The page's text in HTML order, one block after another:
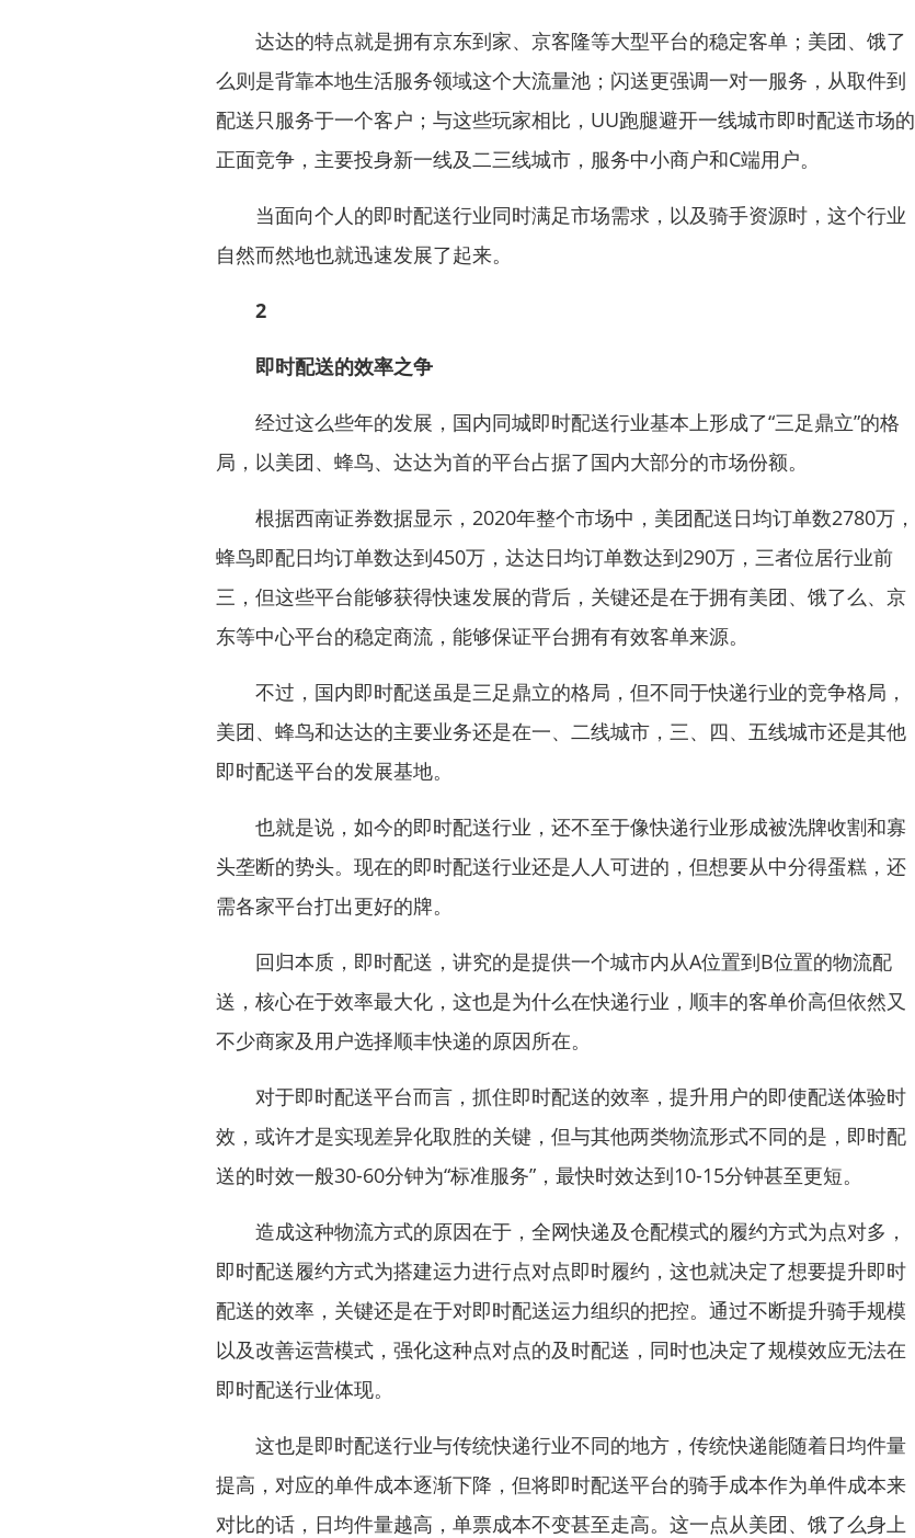
达达的特点就是拥有京东到家、京客隆等大型平台的稳定客单；美团、饿了
么则是背靠本地生活服务领域这个大流量池；闪送更强调一对一服务，从取件到
配送只服务于一个客户；与这些玩家相比，UU跑腿避开一线城市即时配送市场的
正面竞争，主要投身新一线及二三线城市，服务中小商户和C端用户。
当面向个人的即时配送行业同时满足市场需求，以及骑手资源时，这个行业
自然而然地也就迅速发展了起来。
2
即时配送的效率之争
经过这么些年的发展，国内同城即时配送行业基本上形成了“三足鼎立”的格
局，以美团、蜂鸟、达达为首的平台占据了国内大部分的市场份额。
根据西南证券数据显示，2020年整个市场中，美团配送日均订单数2780万，
蜂鸟即配日均订单数达到450万，达达日均订单数达到290万，三者位居行业前
三，但这些平台能够获得快速发展的背后，关键还是在于拥有美团、饿了么、京
东等中心平台的稳定商流，能够保证平台拥有有效客单来源。
不过，国内即时配送虽是三足鼎立的格局，但不同于快递行业的竞争格局，
美团、蜂鸟和达达的主要业务还是在一、二线城市，三、四、五线城市还是其他
即时配送平台的发展基地。
也就是说，如今的即时配送行业，还不至于像快递行业形成被洗牌收割和寡
头垄断的势头。现在的即时配送行业还是人人可进的，但想要从中分得蛋糕，还
需各家平台打出更好的牌。
回归本质，即时配送，讲究的是提供一个城市内从A位置到B位置的物流配
送，核心在于效率最大化，这也是为什么在快递行业，顺丰的客单价高但依然又
不少商家及用户选择顺丰快递的原因所在。
对于即时配送平台而言，抓住即时配送的效率，提升用户的即使配送体验时
效，或许才是实现差异化取胜的关键，但与其他两类物流形式不同的是，即时配
送的时效一般30-60分钟为“标准服务”，最快时效达到10-15分钟甚至更短。
造成这种物流方式的原因在于，全网快递及仓配模式的履约方式为点对多，
即时配送履约方式为搭建运力进行点对点即时履约，这也就决定了想要提升即时
配送的效率，关键还是在于对即时配送运力组织的把控。通过不断提升骑手规模
以及改善运营模式，强化这种点对点的及时配送，同时也决定了规模效应无法在
即时配送行业体现。
这也是即时配送行业与传统快递行业不同的地方，传统快递能随着日均件量
提高，对应的单件成本逐渐下降，但将即时配送平台的骑手成本作为单件成本来
对比的话，日均件量越高，单票成本不变甚至走高。这一点从美团、饿了么身上